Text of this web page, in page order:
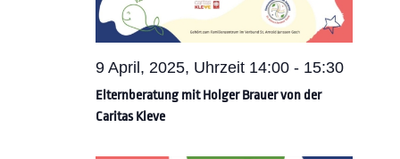
Elternberatung mit Holger Brauer von der
Caritas Kleve
9 April, 2025, Uhrzeit 14:00 - 15:30